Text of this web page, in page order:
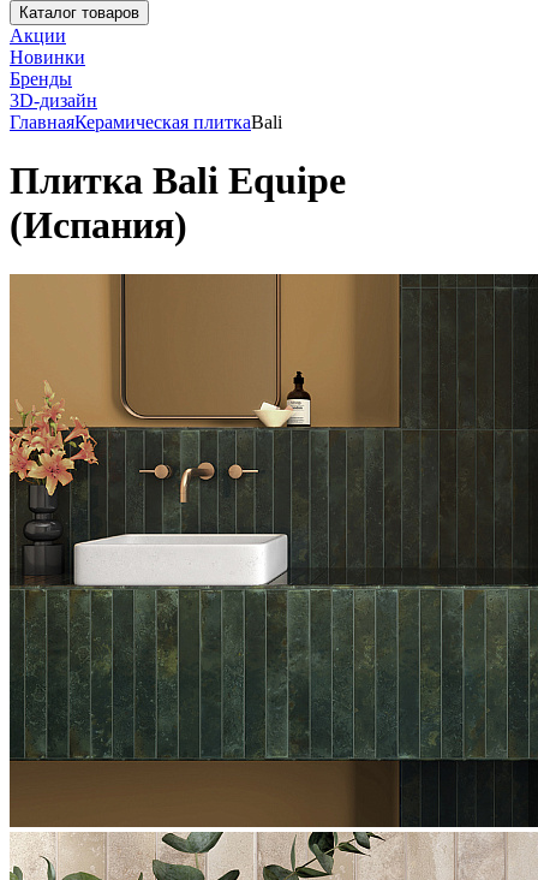
Каталог товаров
Акции
Новинки
Бренды
3D-дизайн
ГлавнаяКерамическая плиткаBali
Плитка Bali Equipe
(Испания)